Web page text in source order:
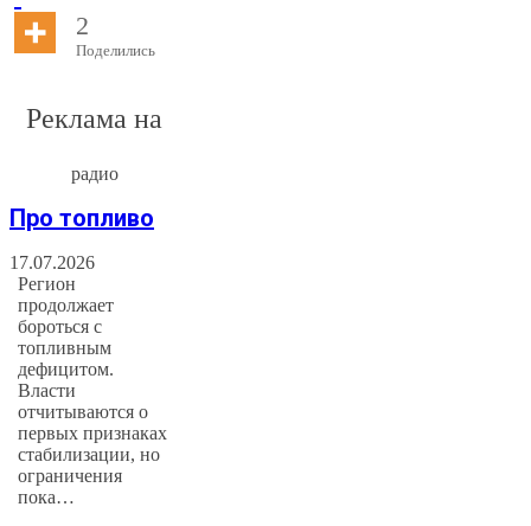
2
Поделились
Реклама на
радио
Про топливо
17.07.2026
Регион
продолжает
бороться с
топливным
дефицитом.
Власти
отчитываются о
первых признаках
стабилизации, но
ограничения
пока…